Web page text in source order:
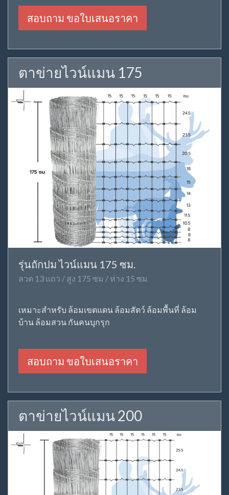
สอบถาม ขอใบเสนอราคา
ตาข่ายไวน์แมน 175
รุ่นถักปม ไวน์แมน 175 ซม.
ลวด 13 แถว / สูง 175 ซม / ห่าง 15 ซม
เหมาะสำหรับ ล้อมเขตแดน ล้อมสัตว์ ล้อมพื้นที่ ล้อม
บ้าน ล้อมสวน กันคนบุกรุก
สอบถาม ขอใบเสนอราคา
ตาข่ายไวน์แมน 200